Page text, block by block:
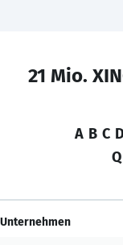
21 Mio.
A B C
Q
Unternehmen